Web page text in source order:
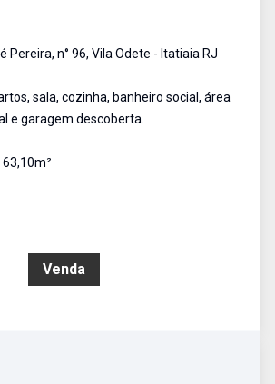
Pereira, n° 96, Vila Odete - Itatiaia RJ
sala, cozinha, banheiro social, área
e garagem descoberta.
Venda